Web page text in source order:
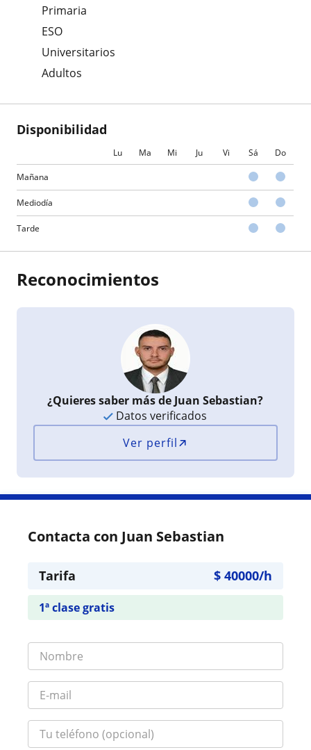
Primaria
ESO
Universitarios
Adultos
Disponibilidad
Lu Ma Mi Ju Vi Sá Do
Mañana
Mediodía
Tarde
Reconocimientos
¿Quieres saber más de Juan Sebastian?
Datos verificados
Ver perfil
Contacta con Juan Sebastian
Tarifa $ 40000/h
1ª clase gratis